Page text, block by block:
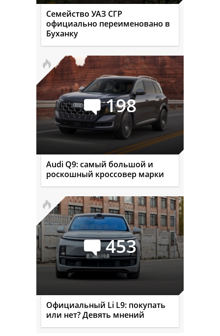
Семейство УАЗ СГР
официально переименовано в
Буханку
198
Audi Q9: самый большой и
роскошный кроссовер марки
453
Официальный Li L9: покупать
или нет? Девять мнений